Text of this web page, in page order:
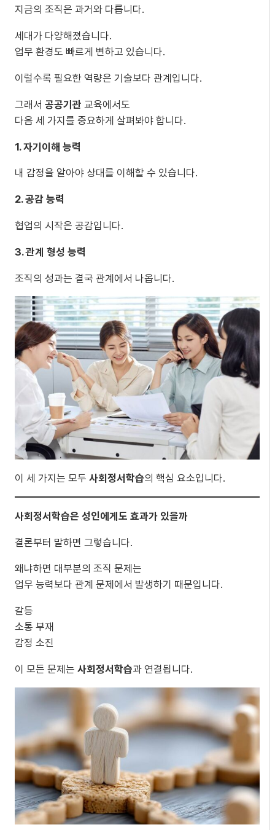
지금의 조직은 과거와 다릅니다.
세대가 다양해졌습니다.
업무 환경도 빠르게 변하고 있습니다.
이럴수록 필요한 역량은 기술보다 관계입니다.
그래서 공공기관 교육에서도
다음 세 가지를 중요하게 살펴봐야 합니다.
1.자기이해 능력
내 감정을 알아야 상대를 이해할 수 있습니다.
2.공감 능력
협업의 시작은 공감입니다.
3.관계 형성 능력
조직의 성과는 결국 관계에서 나옵니다.
이 세 가지는 모두 사회정서학습의 핵심 요소입니다.
사회정서학습은 성인에게도 효과가 있을까
결론부터 말하면 그렇습니다.
왜냐하면 대부분의 조직 문제는
업무 능력보다 관계 문제에서 발생하기 때문입니다.
갈등
소통 부재
감정 소진
이 모든 문제는 사회정서학습과 연결됩니다.